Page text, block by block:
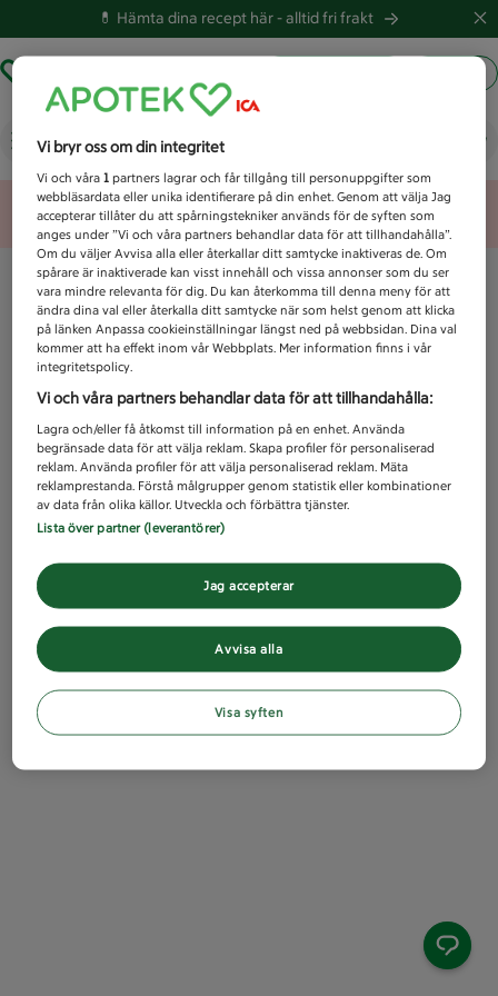
💊 Hämta dina recept här -alltid fri frakt
Vad letar du efter idag?
Unknown error
Vi bryr oss om din integritet
Vi och våra1 partners lagrar och får tillgång till personuppgifter som
webbläsardata eller unika identifierare på din enhet. Genom att välja Jag
accepterar tillåter du att spårningstekniker används för de syften som
anges under ”Vi och våra partners behandlar data för att tillhandahålla”.
Om du väljer Avvisa alla eller återkallar ditt samtycke inaktiveras de. Om
spårare är inaktiverade kan visst innehåll och vissa annonser som du ser
vara mindre relevanta för dig. Du kan återkomma till denna meny för att
ändra dina val eller återkalla ditt samtycke när som helst genom att klicka
på länken Anpassa cookieinställningar längst ned på webbsidan. Dina val
kommer att ha effekt inom vår Webbplats. Mer information finns i vår
integritetspolicy.
Vi och våra partners behandlar data för att tillhandahålla:
Lagra och/eller få åtkomst till information på en enhet. Använda
begränsade data för att välja reklam. Skapa profiler för personaliserad
reklam. Använda profiler för att välja personaliserad reklam. Mäta
reklamprestanda. Förstå målgrupper genom statistik eller kombinationer
av data från olika källor. Utveckla och förbättra tjänster.
Lista över partner (leverantörer)
Avvisa alla
Jag accepterar
Visa syften